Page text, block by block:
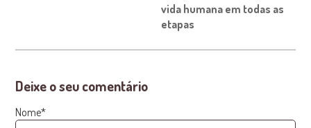
vida humana em todas as
etapas
Deixe o seu comentário
Nome*